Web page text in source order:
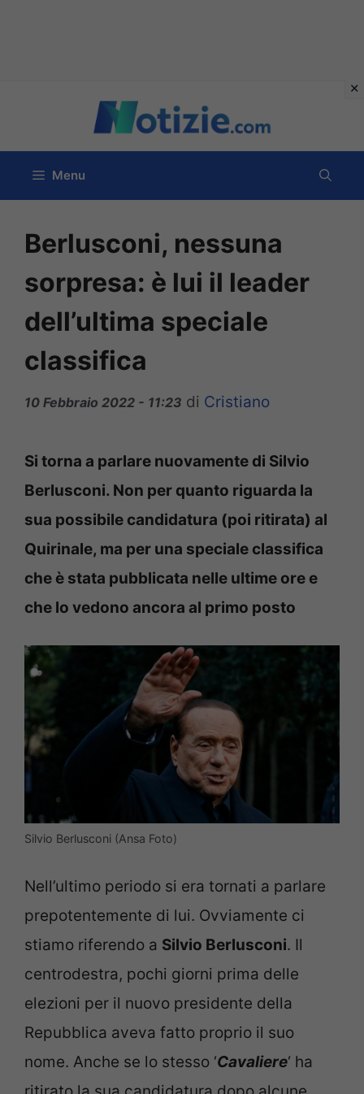
contenuto
Menu
Berlusconi, nessuna
sorpresa: è lui il leader
dell’ultima speciale
classifica
10 Febbraio 2022 - 11:23 di Cristiano
Si torna a parlare nuovamente di Silvio
Berlusconi. Non per quanto riguarda la
sua possibile candidatura (poi ritirata) al
Quirinale, ma per una speciale classifica
che è stata pubblicata nelle ultime ore e
che lo vedono ancora al primo posto
Silvio Berlusconi (Ansa Foto)
Nell’ultimo periodo si era tornati a parlare
prepotentemente di lui. Ovviamente ci
stiamo riferendo a Silvio Berlusconi. Il
centrodestra, pochi giorni prima delle
elezioni per il nuovo presidente della
Repubblica aveva fatto proprio il suo
nome. Anche se lo stesso ‘Cavaliere‘ ha